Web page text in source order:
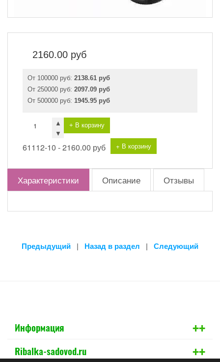
2160.00 руб
От 100000 руб: 2138.61 руб
От 250000 руб: 2097.09 руб
От 500000 руб: 1945.95 руб
▲
▼
+ В корзину
61112-10 -2160.00 руб + В корзину
Характеристики Описание Отзывы
Предыдущий | Назад в раздел | Следующий
Информация +
+
Ribalka-sadovod.ru +
+